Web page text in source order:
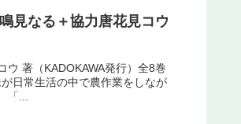
見なる＋協力唐花見コウ
著（KADOKAWA発行）全8巻
日常生活の中で農作業をしなが
「...